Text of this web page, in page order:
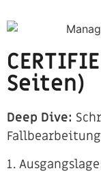
Seiten)
Deep Dive:
Fallbearbeitung
1.